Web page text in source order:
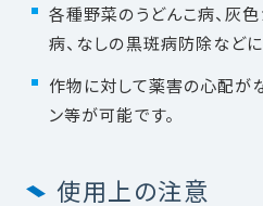
各種野菜のうどんこ病、灰
病、なしの黒斑病防除など
作物に対して薬害の心配が
ン等が可能です。
使用上の注意